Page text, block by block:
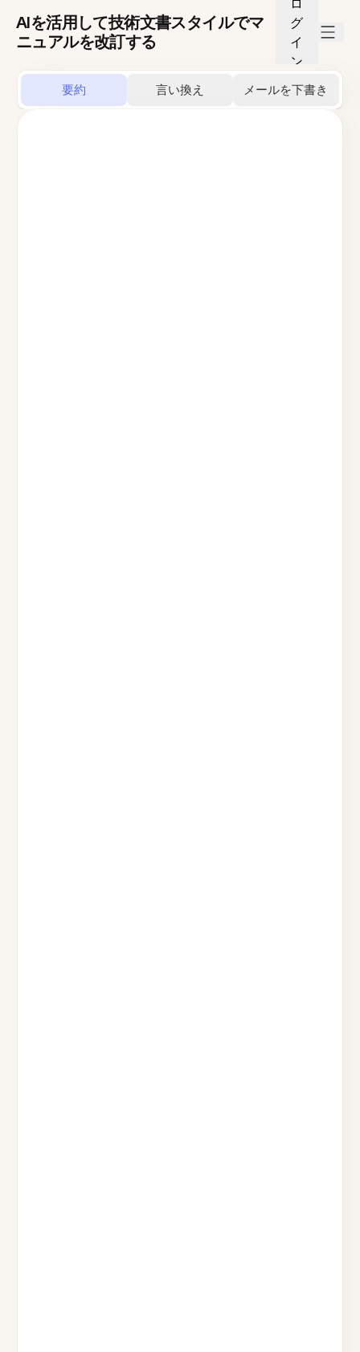
AIを活用して技術文書スタイルでマ
ニュアルを改訂する
ロ
グ
イ
ン
要約 言い換え メールを下書き